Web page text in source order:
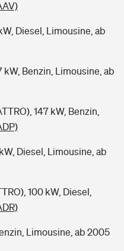
Diesel, Limousine, ab
kW, Benzin, Limousine, ab
147 kW, Benzin,
Diesel, Limousine, ab
100 kW, Diesel,
Limousine, ab 2005